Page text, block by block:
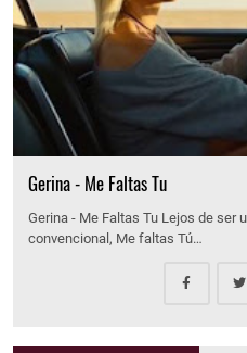
Gerina - Me Faltas Tu
Gerina - Me Faltas Tu Lejos de ser
convencional, Me faltas Tú…